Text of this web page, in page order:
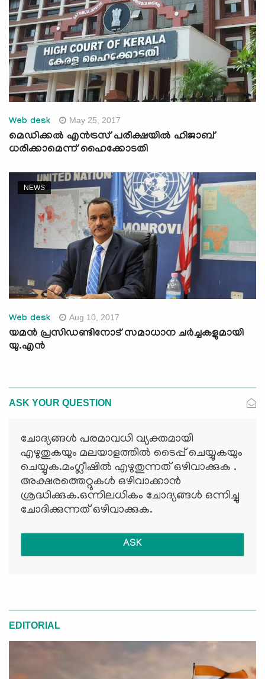
Web desk May 25, 2017
മെഡിക്കല്‍ എന്‍ട്രസ് പരീക്ഷയില്‍ ഹിജാബ്
ധരിക്കാമെന്ന് ഹൈക്കോടതി
NEWS
Web desk Aug 10, 2017
യമന്‍ പ്രസിഡണ്ടിനോട് സമാധാന ചര്‍ച്ചകളുമായി
യു.എന്‍
ASK YOUR QUESTION
ചോദ്യങ്ങള്‍ പരമാവധി വ്യക്തമായി
എഴുതുകയും മലയാളത്തില്‍ ടൈപ്പ് ചെയ്യുകയും
ചെയ്യുക.മംഗ്ലീഷില്‍ എഴുതുന്നത് ഒഴിവാക്കുക .
അക്ഷരത്തെറ്റുകള്‍ ഒഴിവാക്കാന്‍
ശ്രദ്ധിക്കുക.ഒന്നിലധികം ചോദ്യങ്ങള്‍ ഒന്നിച്ചു
ചോദിക്കുന്നത് ഒഴിവാക്കുക.
ASK
EDITORIAL